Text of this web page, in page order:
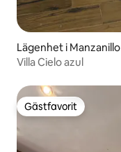
Lägenhet i Manzanillo
Villa Cielo azul
Gästfavorit
Gästfavorit